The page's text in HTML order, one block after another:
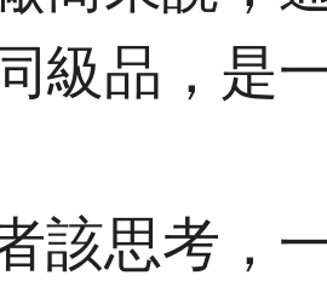
級品，是
該思考，